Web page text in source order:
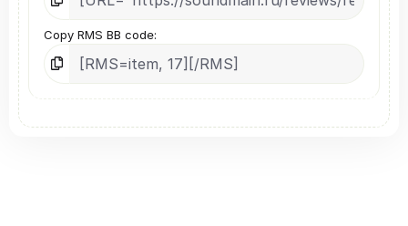
Copy RMS BB code